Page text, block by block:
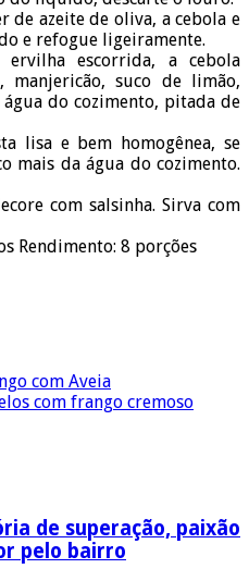
de azeite de oliva, a cebola e
e refogue ligeiramente.
escorrida, a cebola
manjericão, suco de limão,
do cozimento, pitada de
lisa e bem homogênea, se
mais da água do cozimento.
com salsinha. Sirva com
Rendimento: 8 porções
com Aveia
com frango cremoso
de superação, paixão
pelo bairro